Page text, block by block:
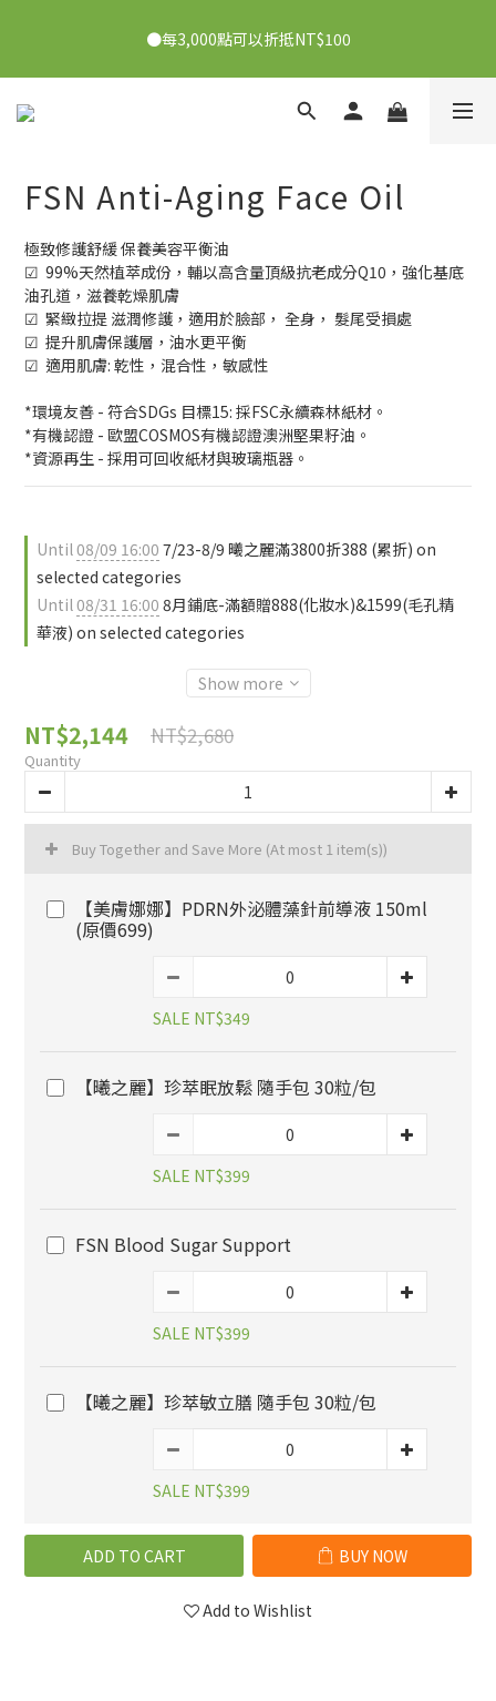
👉點我了解
●每3,000點可以折抵NT$100
●7/2-7/30下單美膚娜娜&曦之麗，滿1,000元抽PDRN精華組！
FSN Anti-Aging Face Oil
極致修護舒緩 保養美容平衡油
☑  99%天然植萃成份，輔以高含量頂級抗老成分Q10，強化基底
油孔道，滋養乾燥肌膚
☑  緊緻拉提 滋潤修護，適用於臉部， 全身， 髮尾受損處
☑  提升肌膚保護層，油水更平衡
☑  適用肌膚: 乾性，混合性，敏感性
*環境友善 - 符合SDGs 目標15: 採FSC永續森林紙材。
*有機認證 - 歐盟COSMOS有機認證澳洲堅果籽油。
*資源再生 - 採用可回收紙材與玻璃瓶器。
Until08/09 16:00 7/23-8/9 曦之麗滿3800折388 (累折) on
selected categories
Until08/31 16:00 8月鋪底-滿額贈888(化妝水)&1599(毛孔精
華液) on selected categories
Show more
NT$2,144 NT$2,680
Quantity
Buy Together and Save More (At most 1 item(s))
【美膚娜娜】PDRN外泌體藻針前導液 150ml
(原價699)
SALE NT$349
【曦之麗】珍萃眠放鬆 隨手包 30粒/包
SALE NT$399
FSN Blood Sugar Support
SALE NT$399
【曦之麗】珍萃敏立膳 隨手包 30粒/包
SALE NT$399
ADD TO CART BUY NOW
Add to Wishlist